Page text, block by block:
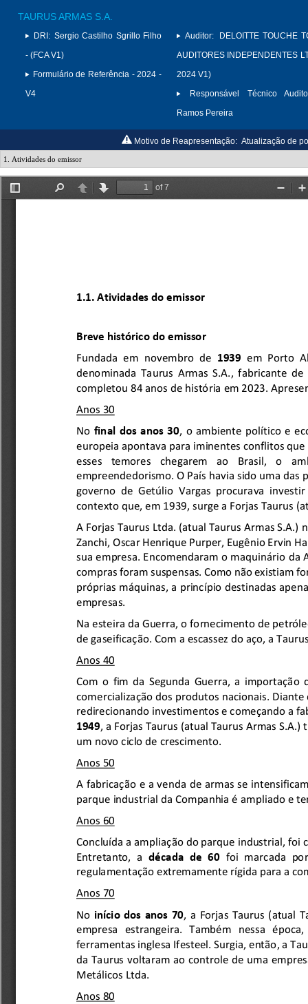
TAURUS ARMAS S.A.
DRI: Sergio Castilho Sgrillo Filho
- (FCA V1)
Formulário de Referência - 2024 -
V4
Auditor:
DELOITTE TOUCHE
AUDITORES INDEPENDENTES
2024 V1)
Responsável Técnico
Ramos Pereira
Motivo de Reapresentação: Atualização de